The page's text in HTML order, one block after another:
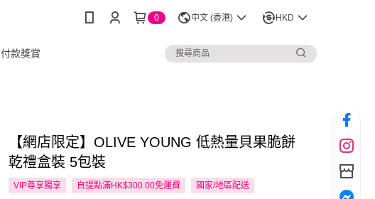
0 中文 (香港) HKD
付款獎賞
【網店限定】OLIVE YOUNG 低熱量貝果脆餅
乾禮盒裝 5包裝
VIP尊享獨享 自提點滿HK$300.00免運費 國家/地區配送